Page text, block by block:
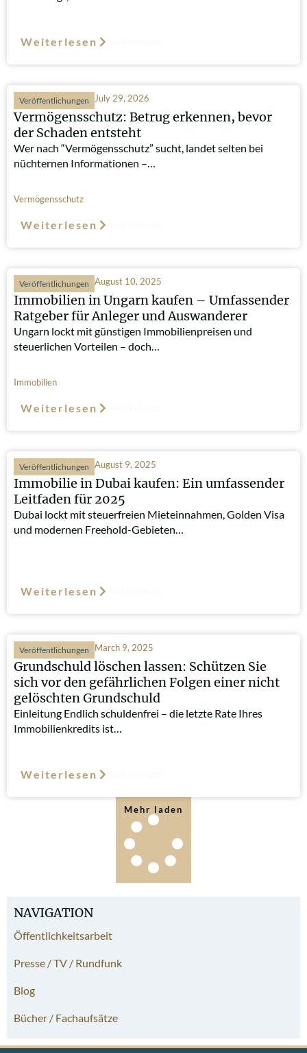
NAVIGATION
Öffentlichkeitsarbeit
Presse / TV / Rundfunk
Blog
Bücher / Fachaufsätze
Weiterlesen
Veröffentlichungen July 29, 2026
Vermögensschutz: Betrug erkennen, bevor
der Schaden entsteht
Wer nach “Vermögensschutz” sucht, landet selten bei
nüchternen Informationen –…
Vermögensschutz
Weiterlesen
Veröffentlichungen August 10, 2025
Immobilien in Ungarn kaufen – Umfassender
Ratgeber für Anleger und Auswanderer
Ungarn lockt mit günstigen Immobilienpreisen und
steuerlichen Vorteilen – doch…
Immobilien
Weiterlesen
Veröffentlichungen August 9, 2025
Immobilie in Dubai kaufen: Ein umfassender
Leitfaden für 2025
Dubai lockt mit steuerfreien Mieteinnahmen, Golden Visa
und modernen Freehold-Gebieten…
Weiterlesen
Veröffentlichungen March 9, 2025
Grundschuld löschen lassen: Schützen Sie
sich vor den gefährlichen Folgen einer nicht
gelöschten Grundschuld
Einleitung Endlich schuldenfrei – die letzte Rate Ihres
Immobilienkredits ist…
Weiterlesen
Mehr laden